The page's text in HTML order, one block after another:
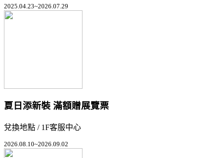
2025.04.23~2026.07.29
夏日添新裝 滿額贈展覽票
兌換地點 / 1F客服中心
2026.08.10~2026.09.02